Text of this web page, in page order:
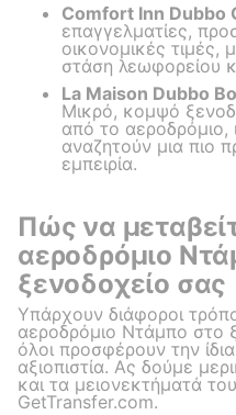
Comfort Inn Dubbo
επαγγελματίες,
οικονομικές
στάση λεωφορείου
La Maison Dubbo
Μικρό, κομψό
από το αεροδρόμιο,
αναζητούν μια πιο
εμπειρία.
Πώς να
αεροδρόμιο
ξενοδοχείο σας
Υπάρχουν διάφοροι
αεροδρόμιο Ντάμπο στο
όλοι προσφέρουν την
αξιοπιστία. Ας δούμε
και τα μειονεκτήματά
GetTransfer.com.